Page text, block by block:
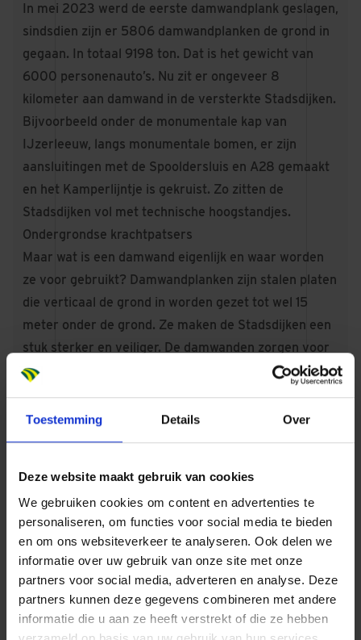
Toestemming Details Over
Deze website maakt gebruik van cookies
We gebruiken cookies om content en advertenties te
personaliseren, om functies voor social media te bieden
en om ons websiteverkeer te analyseren. Ook delen we
informatie over uw gebruik van onze site met onze
partners voor social media, adverteren en analyse. Deze
partners kunnen deze gegevens combineren met andere
informatie die u aan ze heeft verstrekt of die ze hebben
In mei 2023 werd de eerste damwandplank geslagen,
sindsdien zijn er 5806 damwandplanken de grond in
gegaan. In totaal 9198 ton. Dat is het gewicht van
6000 personenauto’s. Nu zit er ongeveer 8
kilometer aan damwand in de versterkte Stadsdijken.
Bijvoorbeeld onder de monumentale kap van
IJzerleeuw, langs monumentale bomen, er zijn
aansluitingen met de Spooldersluis en A28 gemaakt
en het Kamperlijntje is gekruist. Zo zitten de
Stadsdijken vol met technische hoogstandjes.
Ondergrondse krachtpatsers
Maar wat is een damwand eigenlijk en waar worden
ze voor gebruikt? Damwandplanken zijn stalen platen
die verticaal de grond in worden gezet tot wel 15
meter onder de grond. Ze maken de Stadsdijken een
stuk sterker en veiliger. De damwanden zorgen voor
stabiliteit, houden piping tegen (water dat onder de
gebruikt als kade.
Nog niet af
niet dat heel het project Stadsdijken Zwolle klaar is.
De komende anderhalf jaar wordt er nog op
verschillende plekken gewerkt.
Stadsdijken